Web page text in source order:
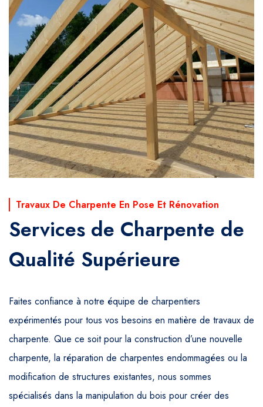
Travaux De Charpente En Pose Et Rénovation
Services de Charpente de
Qualité Supérieure
Faites confiance à notre équipe de charpentiers
expérimentés pour tous vos besoins en matière de travaux de
charpente. Que ce soit pour la construction d’une nouvelle
charpente, la réparation de charpentes endommagées ou la
modification de structures existantes, nous sommes
spécialisés dans la manipulation du bois pour créer des